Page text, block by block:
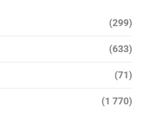
(299)
(633)
(71)
(1 770)